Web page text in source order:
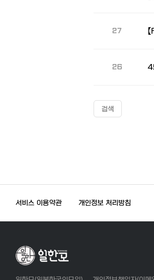
27
26
검색
서비스 이용약관 개인정보 처리방침